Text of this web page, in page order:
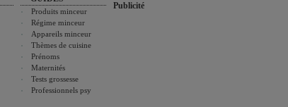
Produits minceur
Régime minceur
Appareils minceur
Thèmes de cuisine
Prénoms
Maternités
Tests grossesse
Professionnels psy
Publicité